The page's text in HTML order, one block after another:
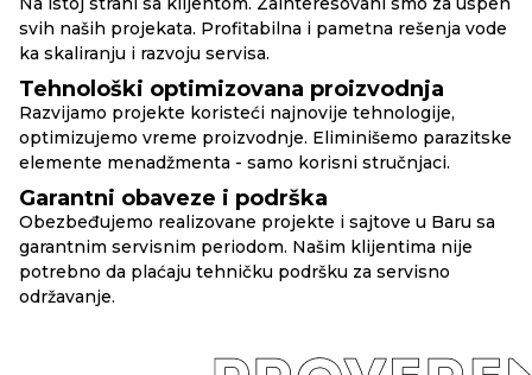
svih naših projekata. Profitabilna i pametna rešenja vode
ka skaliranju i razvoju servisa.
Tehnološki optimizovana proizvodnja
Razvijamo projekte koristeći najnovije tehnologije,
optimizujemo vreme proizvodnje. Eliminišemo parazitske
elemente menadžmenta - samo korisni stručnjaci.
Garantni obaveze i podrška
Obezbeđujemo realizovane projekte i sajtove u Baru sa
garantnim servisnim periodom. Našim klijentima nije
potrebno da plaćaju tehničku podršku za servisno
održavanje.